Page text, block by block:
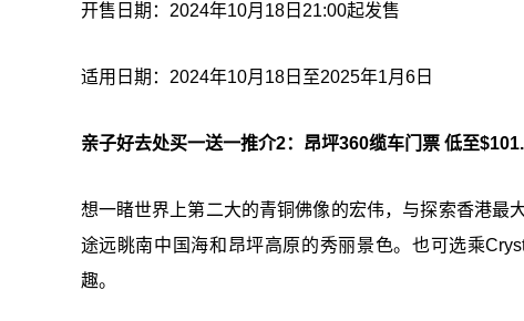
开售日期：2024年10月18日21:00起发售
适用日期：2024年10月18日至2025年1月6日
亲子好去处买一送一推介2：昂坪360缆车门票 低至
想一睹世界上第二大的青铜佛像的宏伟，与探索香港最
途远眺南中国海和昂坪高原的秀丽景色。也可选乘
趣。